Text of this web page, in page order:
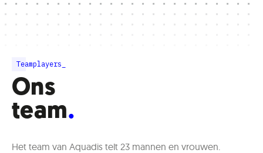
Teamplayers_
Ons
team
Het team van Aquadis telt 23 mannen en vrouwen.